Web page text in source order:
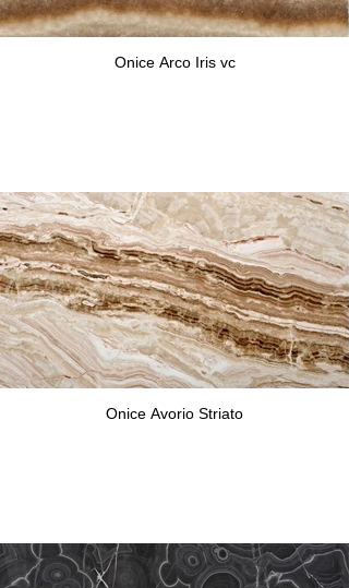
Onice Arco Iris vc
Onice Avorio Striato